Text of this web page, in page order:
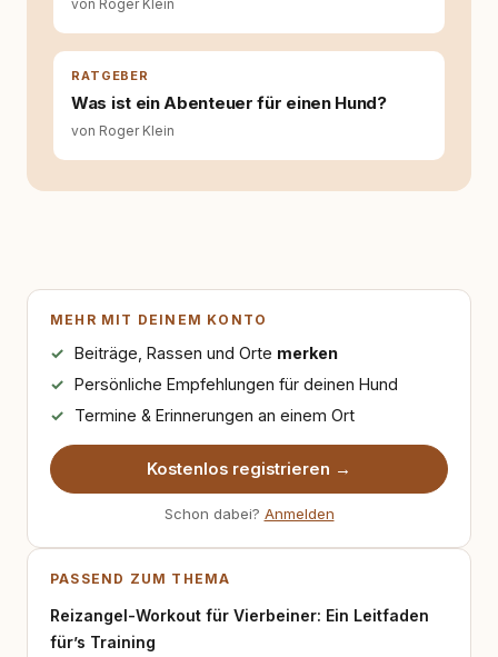
von Roger Klein
RATGEBER
Was ist ein Abenteuer für einen Hund?
von Roger Klein
MEHR MIT DEINEM KONTO
Beiträge, Rassen und Orte merken
Persönliche Empfehlungen für deinen Hund
Termine & Erinnerungen an einem Ort
Kostenlos registrieren →
Schon dabei? Anmelden
PASSEND ZUM THEMA
Reizangel-Workout für Vierbeiner: Ein Leitfaden
für’s Training